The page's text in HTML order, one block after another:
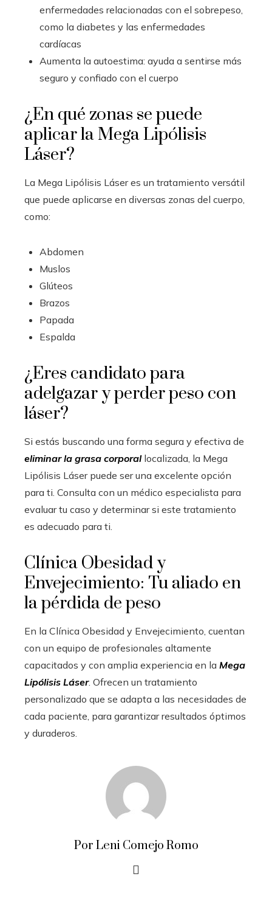
enfermedades relacionadas con el sobrepeso,
como la diabetes y las enfermedades
cardíacas
Aumenta la autoestima: ayuda a sentirse más
seguro y confiado con el cuerpo
¿En qué zonas se puede
aplicar la Mega Lipólisis
Láser?
La Mega Lipólisis Láser es un tratamiento versátil
que puede aplicarse en diversas zonas del cuerpo,
como:
Abdomen
Muslos
Glúteos
Brazos
Papada
Espalda
¿Eres candidato para
adelgazar y perder peso con
láser?
Si estás buscando una forma segura y efectiva de
eliminar la grasa corporallocalizada, la Mega
Lipólisis Láser puede ser una excelente opción
para ti. Consulta con un médico especialista para
evaluar tu caso y determinar si este tratamiento
es adecuado para ti.
Clínica Obesidad y
Envejecimiento: Tu aliado en
la pérdida de peso
En la Clínica Obesidad y Envejecimiento, cuentan
con un equipo de profesionales altamente
capacitados y con amplia experiencia en la Mega
Lipólisis Láser. Ofrecen un tratamiento
personalizado que se adapta a las necesidades de
cada paciente, para garantizar resultados óptimos
y duraderos.
Por Leni Comejo Romo